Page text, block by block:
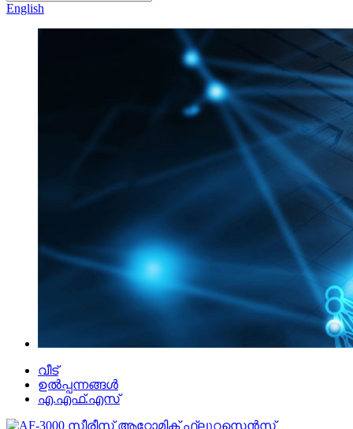
English
വീട്
ഉൽപ്പന്നങ്ങൾ
എ.എഫ്.എസ്